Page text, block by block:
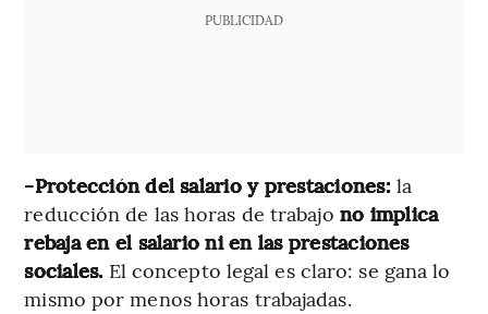
PUBLICIDAD
-Protección del salario y prestaciones: la
reducción de las horas de trabajo no implica
rebaja en el salario ni en las prestaciones
sociales. El concepto legal es claro: se gana lo
mismo por menos horas trabajadas.